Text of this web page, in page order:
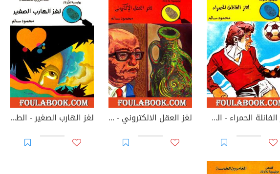
لغز الفانلة الحمراء - الطبعة الثالثة لغز العقل الالكتروني - الطبعة الخامسة لغز الهارب الصغير - الطبعة الرابعة